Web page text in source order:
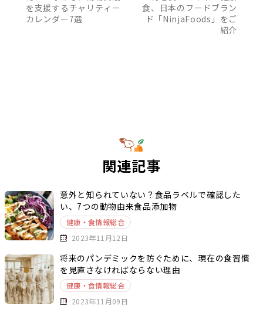
を支援するチャリティー
カレンダー7選
食、日本のフードブラン
ド「NinjaFoods」をご
紹介
関連記事
意外と知られていない？食品ラベルで確認した
い、7つの動物由来食品添加物
健康・食情報総合
2023年11月12日
将来のパンデミックを防ぐために、現在の食習慣
を見直さなければならない理由
健康・食情報総合
2023年11月09日